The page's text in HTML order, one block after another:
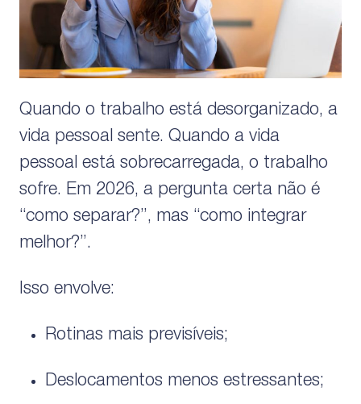
Quando o trabalho está desorganizado, a
vida pessoal sente. Quando a vida
pessoal está sobrecarregada, o trabalho
sofre. Em 2026, a pergunta certa não é
“como separar?”, mas “como integrar
melhor?”.
Isso envolve:
Rotinas mais previsíveis;
Deslocamentos menos estressantes;